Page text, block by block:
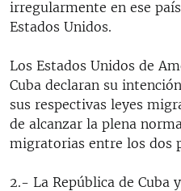
irregularmente en ese
Estados Unidos.
Los Estados Unidos de
Cuba declaran su
sus respectivas leyes
de alcanzar la plena
migratorias entre los dos
2.- La República de Cuba